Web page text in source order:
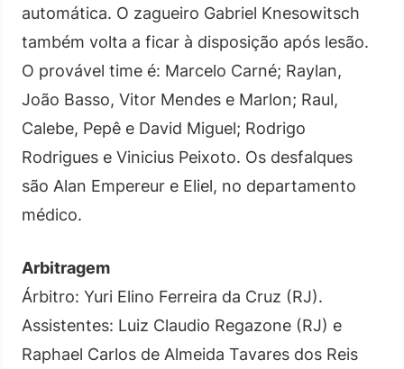
automática. O zagueiro Gabriel Knesowitsch
também volta a ficar à disposição após lesão.
O provável time é: Marcelo Carné; Raylan,
João Basso, Vitor Mendes e Marlon; Raul,
Calebe, Pepê e David Miguel; Rodrigo
Rodrigues e Vinicius Peixoto. Os desfalques
são Alan Empereur e Eliel, no departamento
médico.
Arbitragem
Árbitro: Yuri Elino Ferreira da Cruz (RJ).
Assistentes: Luiz Claudio Regazone (RJ) e
Raphael Carlos de Almeida Tavares dos Reis